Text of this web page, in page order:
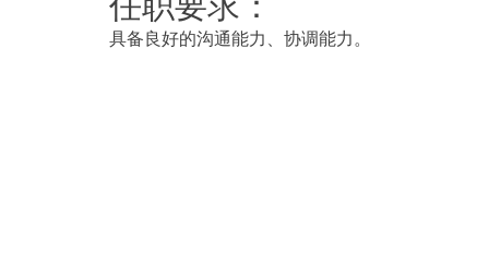
具备良好的沟通能力、协调能力。